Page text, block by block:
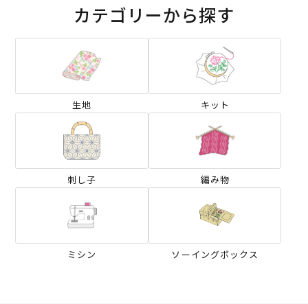
カテゴリーから探す
生地 キット
刺し子 編み物
ミシン ソーイングボックス